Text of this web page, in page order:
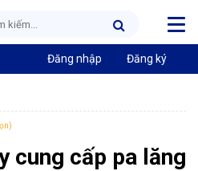
Đăng nhập Đăng ký
cung cấp pa lăng